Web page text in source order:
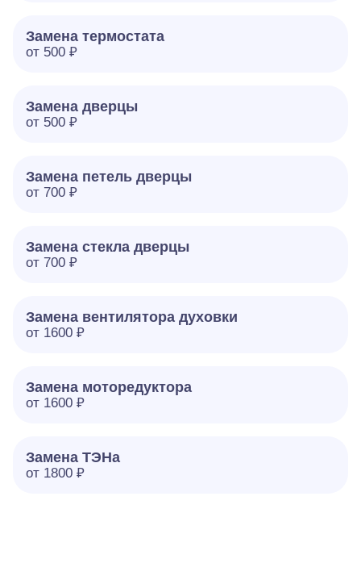
Замена термостата
от 500 ₽
Замена дверцы
от 500 ₽
Замена петель дверцы
от 700 ₽
Замена стекла дверцы
от 700 ₽
Замена вентилятора духовки
от 1600 ₽
Замена моторедуктора
от 1600 ₽
Замена ТЭНа
от 1800 ₽